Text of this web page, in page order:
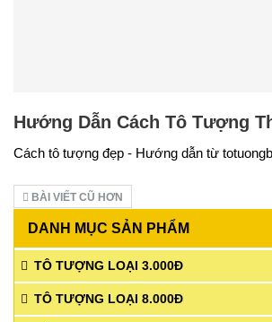
Hướng Dẫn Cách Tô Tượng
Cách tô tượng đẹp - Hướng dẫn từ
BÀI VIẾT CŨ HƠN
DANH MỤC SẢN PHẨM
TÔ TƯỢNG LOẠI 3.000Đ
TÔ TƯỢNG LOẠI 8.000Đ